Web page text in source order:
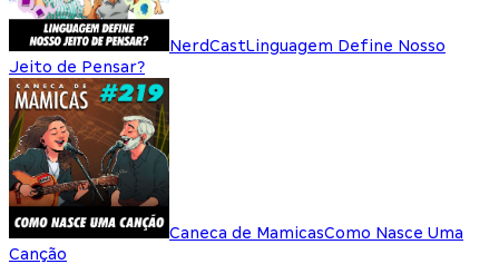
NerdCastLinguagem Define Nosso
Jeito de Pensar?
Caneca de MamicasComo Nasce Uma
Canção